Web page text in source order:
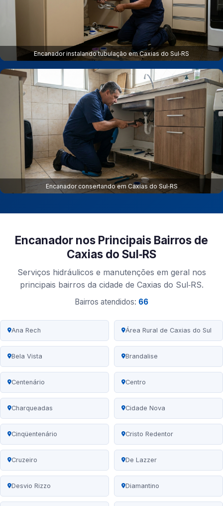
Encanador instalando tubulação em Caxias do Sul‑RS
Encanador consertando em Caxias do Sul‑RS
Encanador nos Principais Bairros de
Caxias do Sul‑RS
Serviços hidráulicos e manutenções em geral nos
principais bairros da cidade de Caxias do Sul‑RS.
Bairros atendidos: 66
Ana Rech Área Rural de Caxias do Sul
Bela Vista Brandalise
Centenário Centro
Charqueadas Cidade Nova
Cinqüentenário Cristo Redentor
Cruzeiro De Lazzer
Desvio Rizzo Diamantino